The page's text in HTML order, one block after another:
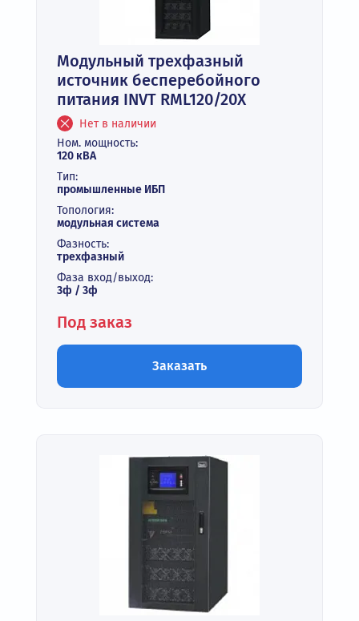
Модульный трехфазный
источник бесперебойного
питания INVT RML120/20X
Нет в наличии
Ном. мощность:
120 кВА
Тип:
промышленные ИБП
Топология:
модульная система
Фазность:
трехфазный
Фаза вход/выход:
3ф / 3ф
Под заказ
Заказать